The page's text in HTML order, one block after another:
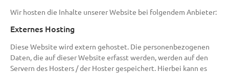
Wir hosten die Inhalte unserer Website bei folgendem Anbieter:
Externes Hosting
Diese Website wird extern gehostet. Die personenbezogenen
Daten, die auf dieser Website erfasst werden, werden auf den
Servern des Hosters / der Hoster gespeichert. Hierbei kann es